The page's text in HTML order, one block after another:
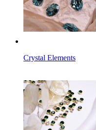
Crystal Elements